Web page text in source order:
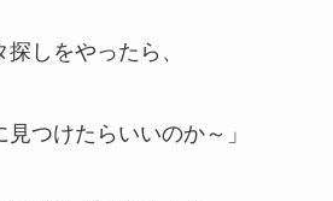
しをやったら、
見つけたらいいのか～」